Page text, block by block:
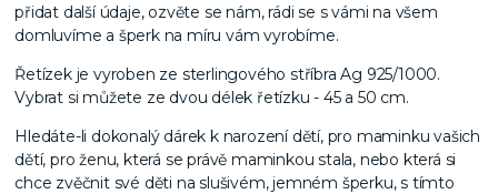
přidat další údaje, ozvěte se nám, rádi se s vámi na všem
domluvíme a šperk na míru vám vyrobíme.
Řetízek je vyroben ze sterlingového stříbra Ag 925/1000.
Vybrat si můžete ze dvou délek řetízku - 45 a 50 cm.
Hledáte-li dokonalý dárek k narození dětí, pro maminku vašich
dětí, pro ženu, která se právě maminkou stala, nebo která si
chce zvěčnit své děti na slušivém, jemném šperku, s tímto